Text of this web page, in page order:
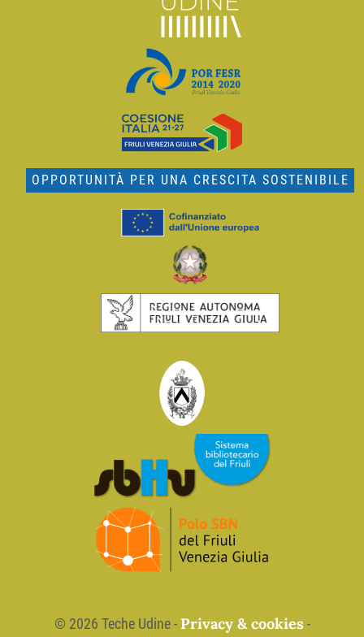
OPPORTUNITÀ PER UNA CRESCITA SOSTENIBILE
© 2026 Teche Udine - Privacy & cookies-